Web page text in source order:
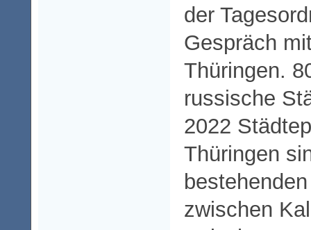
der
Gespräch
Thüringen.
russische
2022
Thüringen
zwischen